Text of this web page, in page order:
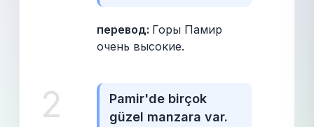
перевод: Горы Памир
очень высокие.
2
Pamir'de birçok
güzel manzara var.